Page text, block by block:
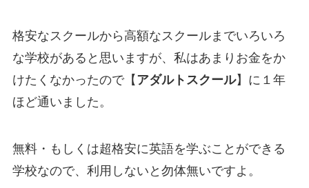
格安なスクールから高額なスクールまでいろいろ
な学校があると思いますが、私はあまりお金をか
けたくなかったので【 アダルトスクール】に１年
ほど通いました。
無料・もしくは超格安に英語を学ぶことができる
学校なので、利用しないと勿体無いですよ。